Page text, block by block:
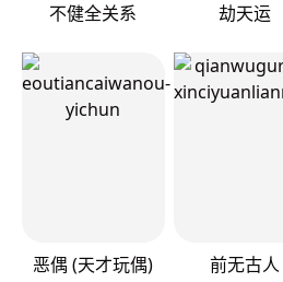
不健全关系 劫天运
恶偶 (天才玩偶) 前无古人